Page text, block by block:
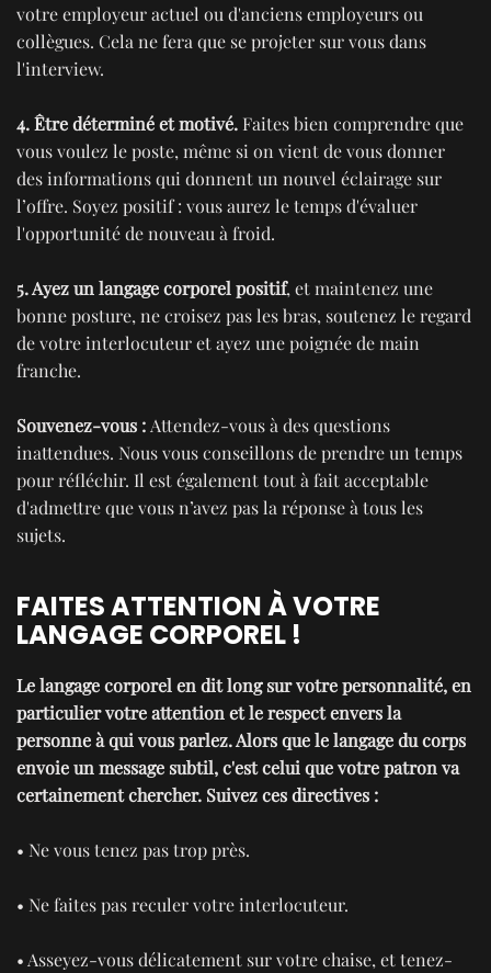
votre employeur actuel ou d'anciens employeurs ou
collègues. Cela ne fera que se projeter sur vous dans
l'interview.
4. Être déterminé et motivé. Faites bien comprendre que
vous voulez le poste, même si on vient de vous donner
des informations qui donnent un nouvel éclairage sur
l’offre. Soyez positif : vous aurez le temps d'évaluer
l'opportunité de nouveau à froid.
5. Ayez un langage corporel positif, et maintenez une
bonne posture, ne croisez pas les bras, soutenez le regard
de votre interlocuteur et ayez une poignée de main
franche.
Souvenez-vous :Attendez-vous à des questions
inattendues. Nous vous conseillons de prendre un temps
pour réfléchir. Il est également tout à fait acceptable
d'admettre que vous n’avez pas la réponse à tous les
sujets.
FAITES ATTENTION À VOTRE
LANGAGE CORPOREL !
Le langage corporel en dit long sur votre personnalité, en
particulier votre attention et le respect envers la
personne à qui vous parlez. Alors que le langage du corps
envoie un message subtil, c'est celui que votre patron va
certainement chercher. Suivez ces directives :
• Ne vous tenez pas trop près.
• Ne faites pas reculer votre interlocuteur.
• Asseyez-vous délicatement sur votre chaise, et tenez-